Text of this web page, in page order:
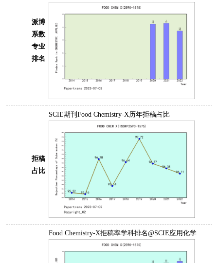
派博
系数
专业
排名
拒稿
占比
SCIE期刊Food Chemistry-X历年拒稿占比
Food Chemistry-X拒稿率学科排名@SCIE应用化学